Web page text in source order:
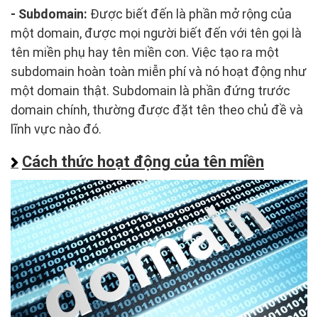
- Subdomain: Được biết đến là phần mở rộng của
một domain, được mọi người biết đến với tên gọi là
tên miền phụ hay tên miền con. Việc tạo ra một
subdomain hoàn toàn miễn phí và nó hoạt động như
một domain thật. Subdomain là phần đứng trước
domain chính, thường được đặt tên theo chủ đề và
lĩnh vực nào đó.
Cách thức hoạt động của tên miền